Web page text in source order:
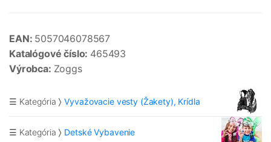
EAN: 5057046078567
Katalógové číslo: 465493
Výrobca: Zoggs
☰ Kategória Vyvažovacie vesty (Žakety), Krídla
☰ Kategória Detské Vybavenie